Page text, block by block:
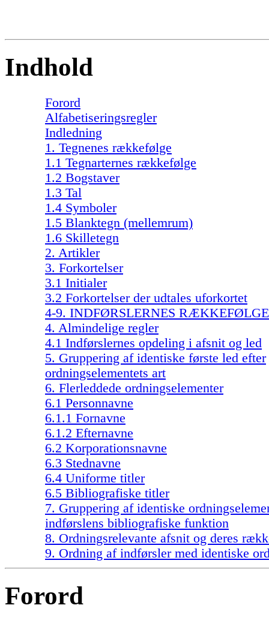
Indhold
Forord
Alfabetiseringsregler
Indledning
1. Tegnenes rækkefølge
1.1 Tegnarternes rækkefølge
1.2 Bogstaver
1.3 Tal
1.4 Symboler
1.5 Blanktegn (mellemrum)
1.6 Skilletegn
2. Artikler
3. Forkortelser
3.1 Initialer
3.2 Forkortelser der udtales uforkortet
4-9. INDFØRSLERNES RÆKKEFØLGE
4. Almindelige regler
4.1 Indførslernes opdeling i afsnit og led
5. Gruppering af identiske første led efter
ordningselementets art
6. Flerleddede ordningselementer
6.1 Personnavne
6.1.1 Fornavne
6.1.2 Efternavne
6.2 Korporationsnavne
6.3 Stednavne
6.4 Uniforme titler
6.5 Bibliografiske titler
7. Gruppering af identiske
indførslens bibliografiske funktion
8. Ordningsrelevante afsnit og deres
9. Ordning af indførsler med identiske
Forord